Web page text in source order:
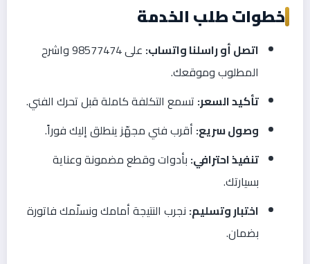
خطوات طلب الخدمة
اتصل أو راسلنا واتساب:
على 98577474 واشرح
المطلوب وموقعك.
تأكيد السعر: تسمع التكلفة كاملة قبل تحرك الفني.
وصول سريع: أقرب فني مجهّز ينطلق إليك فوراً.
تنفيذ احترافي: بأدوات وقطع مضمونة وعناية
بسيارتك.
اختبار وتسليم: نجرب النتيجة أمامك ونسلّمك فاتورة
بضمان.